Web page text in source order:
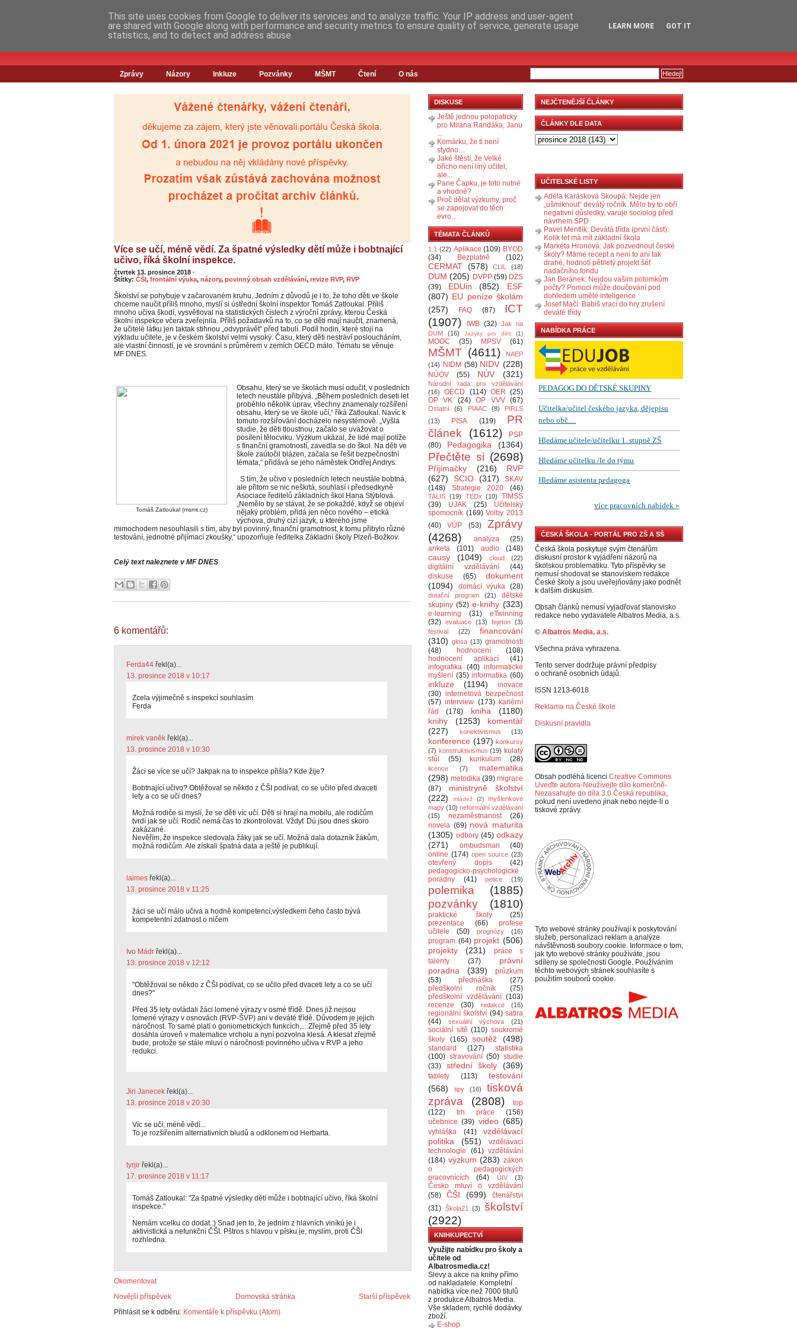
Zprávy Názory Inkluze Pozvánky MŠMT Čtení O nás
Více se učí, méně vědí. Za špatné výsledky dětí může i bobtnající
učivo, říká školní inspekce.
čtvrtek 13. prosince 2018 ·
Štítky: ČŠI, frontální výuka, názory, povinný obsah vzdělávání, revize RVP, RVP
Školství se pohybuje v začarovaném kruhu. Jedním z důvodů je i to, že toho děti ve škole
chceme naučit příliš mnoho, myslí si ústřední školní inspektor Tomáš Zatloukal. Příliš
mnoho učiva škodí, vysvětloval na statistických číslech z výroční zprávy, kterou Česká
školní inspekce včera zveřejnila. Příliš požadavků na to, co se děti mají naučit, znamená,
že učitelé látku jen taktak stihnou „odvyprávět“ před tabulí. Podíl hodin, které stojí na
výkladu učitele, je v českém školství velmi vysoký. Času, který děti nestráví posloucháním,
ale vlastní činností, je ve srovnání s průměrem v zemích OECD málo. Tématu se věnuje
MF DNES.
Tomáš Zatloukal (msmt.cz)
Obsahu, který se ve školách musí odučit, v posledních
letech neustále přibývá. „Během posledních deseti let
proběhlo několik úprav, všechny znamenaly rozšíření
obsahu, který se ve škole učí,“ říká Zatloukal. Navíc k
tomuto rozšiřování docházelo nesystémově. „Vyšla
studie, že děti tloustnou, začalo se uvažovat o
posílení tělocviku. Výzkum ukázal, že lidé mají potíže
s finanční gramotností, zavedla se do škol. Na děti ve
škole zaútočil blázen, začala se řešit bezpečnostní
témata,“ přidává se jeho náměstek Ondřej Andrys.
S tím, že učivo v posledních letech neustále bobtná,
ale přitom se nic neškrtá, souhlasí i předsedkyně
Asociace ředitelů základních škol Hana Stýblová.
„Nemělo by se stávat, že se pokaždé, když se objeví
nějaký problém, přidá jen něco nového – etická
výchova, druhý cizí jazyk, u kterého jsme
mimochodem nesouhlasili s tím, aby byl povinný, finanční gramotnost, k tomu přibylo různé
testování, jednotné přijímací zkoušky,“ upozorňuje ředitelka Základní školy Plzeň-Božkov.
Celý text naleznete v MF DNES
6 komentářů:
Ferda44 řekl(a)...
13. prosince 2018 v 10:17
Zcela výjimečně s inspekcí souhlasím.
Ferda
mirek vaněk řekl(a)...
13. prosince 2018 v 10:30
Žáci se více se učí? Jakpak na to inspekce přišla? Kde žije?
Bobtnající učivo? Obtěžoval se někdo z ČŠI podívat, co se učilo před dvaceti
lety a co se učí dnes?
Možná rodiče si myslí, že se děti víc učí. Děti si hrají na mobilu, ale rodičům
tvrdí jak se učí. Rodič nemá čas to zkontrolovat. Vždyť Dú jsou dnes skoro
zakázané.
Nevěřím, že inspekce sledovala žáky jak se učí. Možná dala dotazník žákům,
možná rodičům. Ale získali špatná data a ještě je publikují.
laimes řekl(a)...
13. prosince 2018 v 11:25
žáci se učí málo učiva a hodně kompetencí,výsledkem čeho často bývá
kompetentní zdatnost o ničem
Ivo Mádr řekl(a)...
13. prosince 2018 v 12:12
"Obtěžoval se někdo z ČŠI podívat, co se učilo před dvaceti lety a co se učí
dnes?"
Před 35 lety ovládali žáci lomené výrazy v osmé třídě. Dnes již nejsou
lomené výrazy v osnovách (RVP-ŠVP) ani v deváté třídě. Důvodem je jejich
náročnost. To samé platí o goniometrických funkcích,....Zřejmě před 35 lety
dosáhla úroveň v matematice vrcholu a nyní pozvolna klesá. A klesat zřejmě
bude, protože se stále mluví o náročnosti povinného učiva v RVP a jeho
redukci.
Jiri Janecek řekl(a)...
13. prosince 2018 v 20:30
Víc se učí, méně vědí...
To je rozšířením alternativních bludů a odklonem od Herbarta.
tyrjir řekl(a)...
17. prosince 2018 v 11:17
Tomáš Zatloukal: "Za špatné výsledky dětí může i bobtnající učivo, říká školní
inspekce."
Nemám vcelku co dodat.:) Snad jen to, že jedním z hlavních viníkú je i
aktivistická a nefunkční ČŠI. Pštros s hlavou v písku je, myslím, proti ČŠI
rozhledna.
Okomentovat
Novější příspěvek
Starší příspěvek
Domovská stránka
Přihlásit se k odběru: Komentáře k příspěvku (Atom)
DISKUSE
Ještě jednou polopaticky
pro Milana Randáka, Janu
...
Komárku, že ti není
stydno....
Jaké štěstí, že Velké
břicho není líný učitel,
ale...
Pane Čapku, je toto nutné
a vhodné?
Proč dělat výzkumy, proč
se zapojovat do těch
evro...
TÉMATA ČLÁNKŮ
1:1 (22) Aplikace (109) BYOD
(34)
Bezplatně (102)
CERMAT (578) CLIL (18)
DUM (205) DVPP (59) DZS
(39)
EDUin (852)
ESF
(807) EU peníze školám
(257)
FAQ (87)
ICT
(1907)
IWB (32) Jak na
DUM
(16) Jazyky pro děti (1)
MOOC (35) MPSV (61)
MŠMT (4611)
NAEP
(14)
NIDM (58) NIDV (228)
NÚOV (55) NÚV (321)
Národní rada pro vzdělávání
(16)
OECD (114) OER (25)
OP VK
(24) OP VVV (67)
Ostatní (6) PIAAC (8)
PIRLS
(13)
PISA (119)
PR
článek
(1612)
PSP
(80)
Pedagogika (1364)
Přečtěte si (2698)
Přijímačky (216)
RVP
(627)
SCIO (317)
SKAV
(148)
Strategie 2020 (46)
TALIS (19) TEDx (10)
TIMSS
(39)
UJAK (25)
Učitelský
spomocník (169) Volby 2013
(40)
VÚP (53)
Zprávy
(4268)
analýza
(25)
anketa
(101) audio (148)
causy (1049) cloud (22)
digitální vzdělávání
(44)
diskuse
(65)
dokument
(1094)
domácí výuka (28)
dotační program (21)
dětské
skupiny (52) e-knihy (323)
e-learning (31)
eTwinning
(32) evaluace (13) fejeton (3)
festival
(22)
financování
(310) glosa (13) gramotnosti
(48)
hodnocení
(108)
hodnocení aplikací
(41)
infografika (40) informatické
myšlení (35) informatika (60)
inkluze (1194)
inovace
(30) internetová bezpečnost
(57) interview (173) kariérní
řád
(178) kniha
(1180)
knihy
(1253)
komentář
(227)
konektivismus (13)
konference (197) konkursy
(7) konstruktivismus (19) kulatý
stůl
(55) kurikulum (28)
licence (7)
matematika
(298) metodika (39) migrace
(87)
ministryně školství
(222)
mládež (2)
myšlenkové
mapy (10) neformální vzdělávání
(15)
nezaměstnanost
(26)
novela (69) nová maturita
(1305) odbory (45) odkazy
(271)
ombudsman
(40)
online (174) open source (23)
otevřený dopis
(42)
pedagogicko-psychologické
poradny
(41) petice (19)
polemika
(1885)
pozvánky
(1810)
praktické školy
(25)
prezentace
(66)
profese
učitele
(50) prognózy (16)
program (64) projekt (506)
projekty
(231)
práce s
talenty
(37)
právní
poradna
(339)
průzkum
(53)
přednáška
(27)
předškolní ročník
(75)
předškolní vzdělávání (103)
recenze
(30) redakce (16)
regionální školství (94) satira
(44)
sexuální výchova (21)
sociální sítě (110) soukromé
školy
(165) soutěž (498)
standard (127)
statistika
(100) stravování (50) studie
(33)
střední školy (369)
tablety (113)
testování
(568)
tipy (16)
tisková
zpráva
(2808)
top
(122)
trh práce
(156)
učebnice (39) video (685)
vyhláška (41)
vzdělávací
politika
(551)
vzdělávací
technologie
(61) vzdělávání
(184) výzkum (283) zákon
o pedagogických
pracovnících
(64) ÚIV (3)
Česko mluví o vzdělávání
(58)
ČŠI (699)
čtenářství
(31) Škola21 (3)
školství
(2922)
KNIHKUPECTVÍ
Využijte nabídku pro školy a
učitele od
Albatrosmedia.cz!
Slevy a akce na knihy přímo
od nakladatele. Kompletní
nabídka více než 7000 titulů
z produkce Albatros Media.
Vše skladem, rychlé dodávky
zboží.
E-shop
NEJČTENĚJŠÍ ČLÁNKY
ČLÁNKY DLE DATA
UČITELSKÉ LISTY
Adéla Karásková Skoupá: Nejde jen
„ušmiknout“ devátý ročník. Mělo by to obří
negativní důsledky, varuje sociolog před
návrhem SPD
Pavel Mentlík: Devátá třída (první část):
Kolik let má mít základní škola
Markéta Hronová: Jak pozvednout české
školy? Máme recept a není to ani tak
drahé, hodnotí pětiletý projekt šéf
nadačního fondu
Jan Beránek: Nejdou vašim potomkům
počty? Pomoci může doučování pod
dohledem umělé inteligence
Josef Mačí: Babiš vrací do hry zrušení
deváté třídy
NABÍDKA PRÁCE
ČESKÁ ŠKOLA - PORTÁL PRO ZŠ A SŠ
Česká škola poskytuje svým čtenářům
diskusní prostor k vyjádření názorů na
školskou problematiku. Tyto příspěvky se
nemusí shodovat se stanoviskem redakce
České školy a jsou uveřejňovány jako podnět
k dalším diskusím.
Obsah článků nemusí vyjadřovat stanovisko
redakce nebo vydavatele Albatros Media, a.s.
© Albatros Media, a.s.
Všechna práva vyhrazena.
Tento server dodržuje právní předpisy
o ochraně osobních údajů.
ISSN 1213-6018
Reklama na České škole
Diskusní pravidla
Obsah podléhá licenci Creative Commons
Uveďte autora-Neužívejte dílo komerčně-
Nezasahujte do díla 3.0 Česká republika,
pokud není uvedeno jinak nebo nejde-li o
tiskové zprávy.
Tyto webové stránky používají k poskytování
služeb, personalizaci reklam a analýze
návštěvnosti soubory cookie. Informace o tom,
jak tyto webové stránky používáte, jsou
sdíleny se společností Google. Používáním
těchto webových stránek souhlasíte s
použitím souborů cookie.
This site uses cookies from Google to deliver its services and to analyze traffic. Your IP address and user-agent
are shared with Google along with performance and security metrics to ensure quality of service, generate usage
statistics, and to detect and address abuse.
LEARN MORE GOT IT